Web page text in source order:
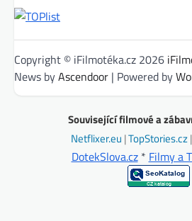
Copyright © iFilmotéka.cz 2026
News byAscendoor | Powered by
Související filmové a
Netflixer.eu |TopStories.cz|
DotekSlova.cz* Filmy a